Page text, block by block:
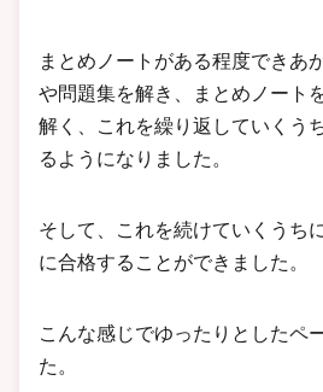
まとめノートがある程度できあ
や問題集を解き、まとめノート
解く、これを繰り返していくう
るようになりました。
そして、これを続けていくうち
に合格することができました。
こんな感じでゆったりとしたペ
た。